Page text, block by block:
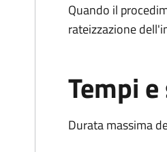
Quando il
rateizzazione
Tempi
Durata massima